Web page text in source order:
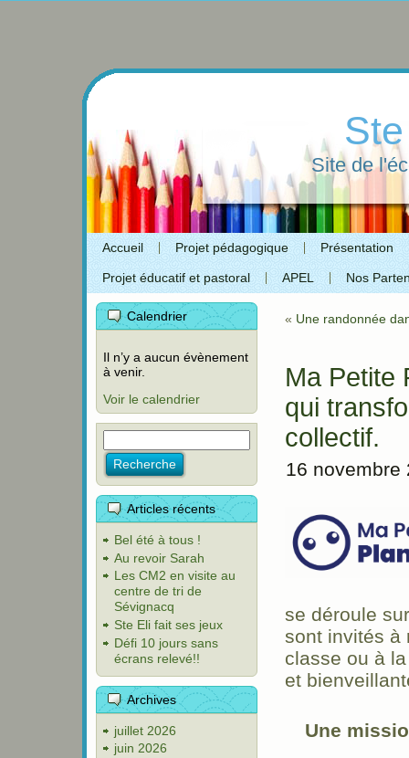
Site de
Accueil Projet pédagogique Présentation
Projet éducatif et pastoral APEL Nos
Calendrier
Il n’y a aucun évènement
à venir.
Voir le calendrier
Articles récents
Bel été à tous !
Au revoir Sarah
Les CM2 en visite au
centre de tri de
Sévignacq
Ste Eli fait ses jeux
Défi 10 jours sans
écrans relevé!!
Archives
juillet 2026
juin 2026
« Une randonnée
Ma Petite
qui
collectif.
16 novembre
se déroule
sont invités à
classe ou à
et
Une